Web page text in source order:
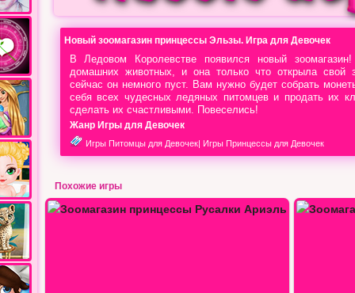
Новый зоомагазин принцессы Эльзы. Игра для Девочек
В Ледовом Королевстве появился новый
домашних животных, и она только что открыла свой
сейчас он немного пуст. Вам нужно будет собрать
себя всех чудесных ледяных питомцев и продать их
сделать их счастливыми. Повеселись!
Жанр Игры для Девочек
Игры Питомцы для Девочек| Игры Принцессы для Девочек
Похожие игры
Зоомагазин принцессы Золушки